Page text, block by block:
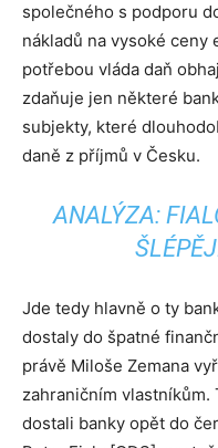
společného s podporu
nákladů na vysoké
potřebou vláda daň
zdaňuje jen některé
subjekty, které
daně z příjmů v Česku.
ANALÝZA:
Jde tedy hlavně o ty
dostaly do špatné
právě Miloše Zemana
zahraničním
dostali banky opět do